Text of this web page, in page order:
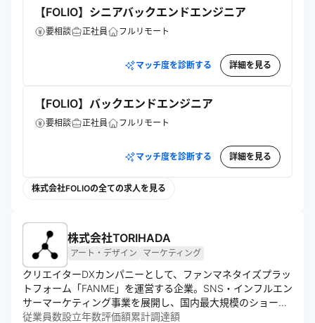
【FOLIO】シニアバックエンドエンジニア
要相談 正社員 フルリモート
マッチ度を診断する 詳細を見る
【FOLIO】バックエンドエンジニア
要相談 正社員 フルリモート
マッチ度を診断する 詳細を見る
株式会社FOLIOの全ての求人を見る
株式会社TORIHADA
アート・デザイン マーケティング
クリエイターDXカンパニーとして、ファンマネタイズプラッ
トフォーム「FANME」を運営する企業。SNS・インフルエン
サーマーケティング事業を展開し、国内最大規模のショート
ムービーMCNを運営。「意思ある個人による新しい経済をつ
従業員数設立年数評価額累計調達額